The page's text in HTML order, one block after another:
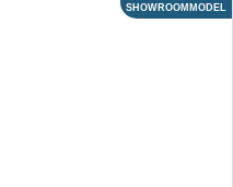
ACTIE
SHOWROOMMODEL